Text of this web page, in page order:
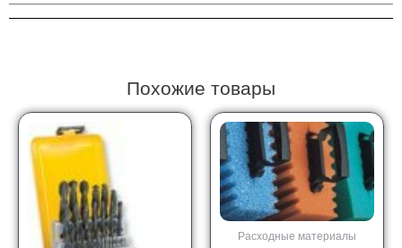
05309-
20
Похожие товары
Расходные материалы